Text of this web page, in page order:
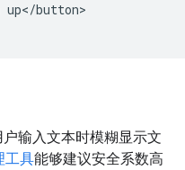
up</button>
输入文本时模糊显示文
工具能够建议安全系数高